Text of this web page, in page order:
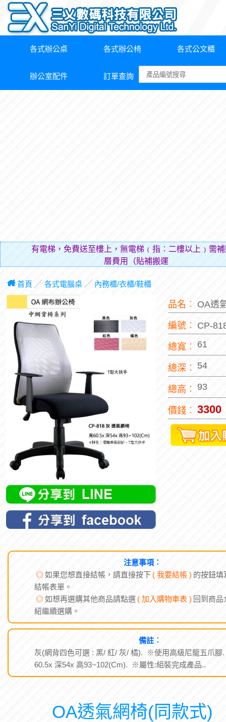
各式辦公桌 各式辦公椅 各式公文櫃
辦公室配件 訂單查詢
有電梯，免費送至樓上，無電梯﹙指︰二樓以上﹚需
層費用（貼補搬運人的辛
首頁 ╱ 各式電腦桌╱ 內務櫃/衣櫃/鞋櫃
品名︰ OA透
編號︰ CP-
總寬︰ 61
總深︰ 54
總高︰ 93
價錢︰ 3300
注意事項︰
◎如果您想直接結帳，請直接按下 ( 我要結帳 ) 的按鈕填
結帳表單。
◎如想再選購其他商品請點選 ( 加入購物車表 ) 回到商品
紹繼續選購。
備註︰
灰(網背四色可選 : 黑/ 紅/ 灰/ 橘). ※使用高級尼龍五爪腳
60.5x 深54x 高93~102(Cm). ※屬性:組裝完成產品..
OA透氣網椅(同款式)